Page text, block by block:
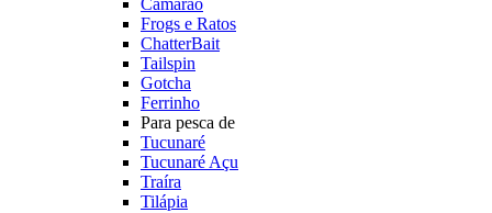
Camarão
Frogs e Ratos
ChatterBait
Tailspin
Gotcha
Ferrinho
Para pesca de
Tucunaré
Tucunaré Açu
Traíra
Tilápia